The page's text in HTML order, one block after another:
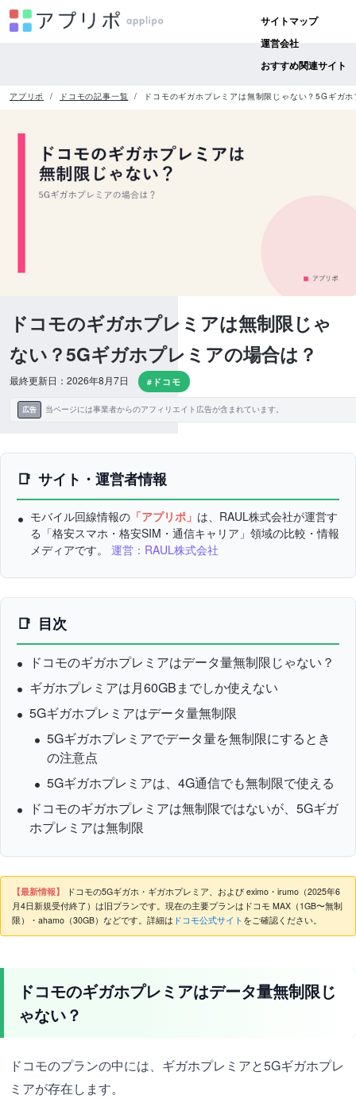
サイトマップ
運営会社
おすすめ関連サイト
アプリポ ドコモの記事一覧 ドコモのギガホプレミアは無制限じゃない？5Gギガ
ドコモのギガホプレミアは無制限じゃ
ない？5Gギガホプレミアの場合は？
最終更新日：2026年8月7日 #ドコモ
広告 当ページには事業者からのアフィリエイト広告が含まれています。
サイト・運営者情報
モバイル回線情報の 「アプリポ」 は、RAUL株式会社が運営す
る「格安スマホ・格安SIM・通信キャリア」領域の比較・情報
メディアです。 運営：RAUL株式会社
目次
ドコモのギガホプレミアはデータ量無制限じゃない？
ギガホプレミアは月60GBまでしか使えない
5Gギガホプレミアはデータ量無制限
5Gギガホプレミアでデータ量を無制限にするとき
の注意点
5Gギガホプレミアは、4G通信でも無制限で使える
ドコモのギガホプレミアは無制限ではないが、5Gギガ
ホプレミアは無制限
【最新情報】
ドコモの5Gギガホ・ギガホプレミア、および eximo・irumo（2025年6
月4日新規受付終了）は旧プランです。現在の主要プランはドコモ MAX（1GB〜無制
限）・ahamo（30GB）などです。詳細は ドコモ公式サイト をご確認ください。
ドコモのギガホプレミアはデータ量無制限じ
ゃない？
ドコモのプランの中には、ギガホプレミアと5Gギガホプレ
ミアが存在します。